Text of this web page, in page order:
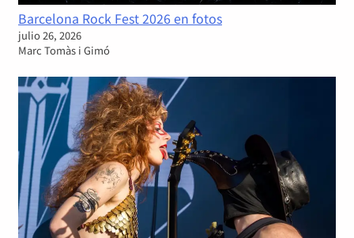
Barcelona Rock Fest 2026 en fotos
julio 26, 2026
Marc Tomàs i Gimó